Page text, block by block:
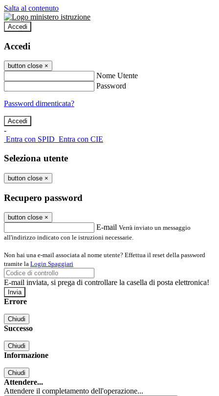
Salta al contenuto
Accedi
Accedi
button close ×
Nome Utente
Password
Password dimenticata?
-
Entra con SPID Entra con CIE
Seleziona utente
button close ×
Recupero password
button close ×
E-mail Verrà inviato un messaggio
all'indirizzo indicato con le istruzioni necessarie.
Non hai una e-mail associata al nome utente? Effettua il reset della password
tramite la Login Spaggiari
E-mail inviata, si prega di controllare la casella di posta elettronica!
Errore
Chiudi
Successo
Chiudi
Informazione
Chiudi
Attendere...
Attendere il completamento dell'operazione...